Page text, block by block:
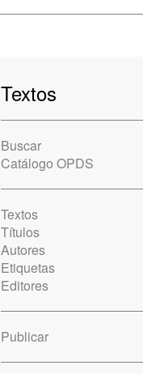
Textos
Buscar
Catálogo OPDS
Textos
Títulos
Autores
Etiquetas
Editores
Publicar